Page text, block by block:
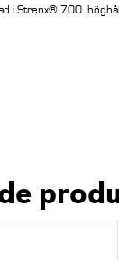
i Strenx® 700